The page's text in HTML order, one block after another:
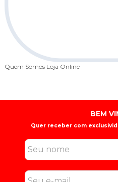
Quem Somos Loja Online
BEM
Quer receber com